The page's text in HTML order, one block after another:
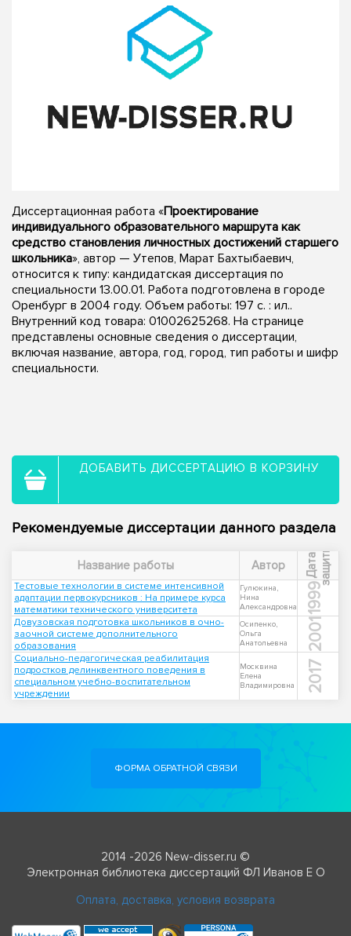
Диссертационная работа «Проектирование
индивидуального образовательного маршрута как
средство становления личностных достижений старшего
школьника», автор — Утепов, Марат Бахтыбаевич,
относится к типу: кандидатская диссертация по
специальности 13.00.01. Работа подготовлена в городе
Оренбург в 2004 году. Объем работы: 197 с. : ил..
Внутренний код товара: 01002625268. На странице
представлены основные сведения о диссертации,
включая название, автора, год, город, тип работы и шифр
специальности.
ДОБАВИТЬ ДИССЕРТАЦИЮ В КОРЗИНУ
Рекомендуемые диссертации данного раздела
Название работы Автор Д
а
т
а
з
а
щ
и
т ы
Тестовые технологии в системе интенсивной
адаптации первокурсников : На примере курса
математики технического университета
Гулюкина,
Нина
Александровна
1999
Довузовская подготовка школьников в очно-
заочной системе дополнительного
образования
Осипенко,
Ольга
Анатольевна
2001
Социально-педагогическая реабилитация
подростков делинквентного поведения в
специальном учебно-воспитательном
учреждении
Москвина
Елена
Владимировна
2017
ФОРМА ОБРАТНОЙ СВЯЗИ
2014 -2026 New-disser.ru ©
Электронная библиотека диссертаций ФЛ Иванов Е О
Оплата, доставка, условия возврата